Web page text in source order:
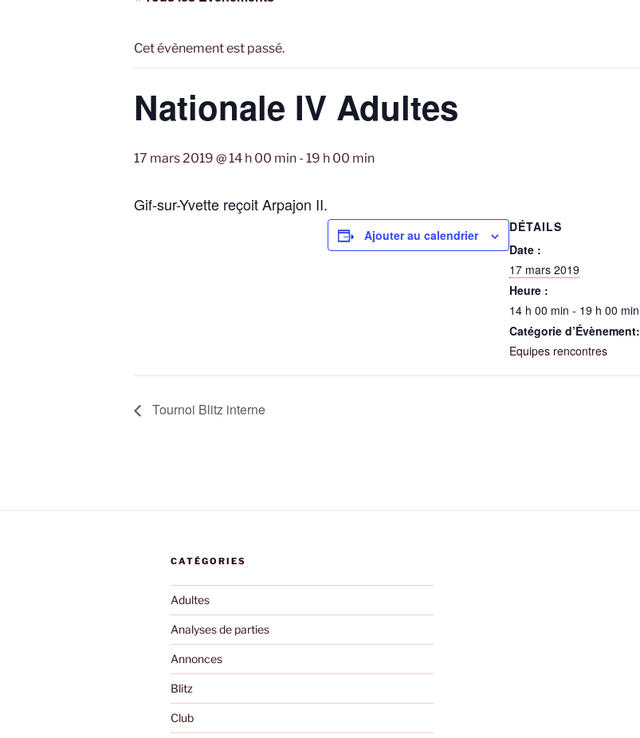
Cet évènement est passé.
Nationale IV Adultes
17 mars 2019 @ 14 h 00 min - 19 h 00 min
Gif-sur-Yvette reçoit Arpajon II.
Ajouter au calendrier
DÉTAILS
Date :
17 mars 2019
Heure :
14 h 00 min - 19 h 00 min
Catégorie d’Évènement:
Equipes rencontres
Tournoi Blitz interne
CATÉGORIES
Adultes
Analyses de parties
Annonces
Blitz
Club